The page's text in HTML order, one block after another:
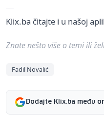
Klix.ba čitajte i u našoj
Znate nešto više o temi ili
Fadil Novalić
Dodajte Klix.ba među